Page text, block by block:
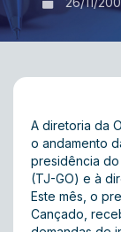
A diretoria da
o andamento
presidência do
(TJ-GO) e à
Este mês, o
Cançado,